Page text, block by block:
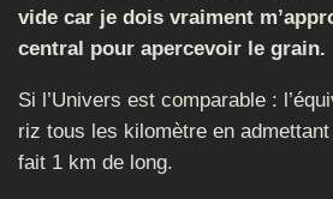
vide car je dois vraiment
central pour apercevoir le grain.
Si l’Univers est comparable :
riz tous les kilomètre en
fait 1 km de long.